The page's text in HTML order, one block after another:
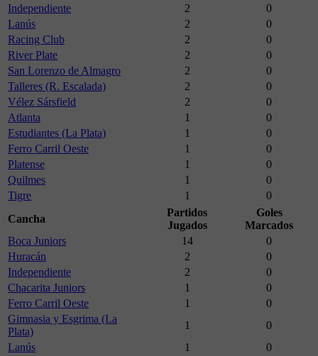
Independiente
2
0
Lanús
2
0
Racing Club
2
0
River Plate
2
0
San Lorenzo de Almagro
2
0
Talleres (R. Escalada)
2
0
Vélez Sársfield
2
0
Atlanta
1
0
Estudiantes (La Plata)
1
0
Ferro Carril Oeste
1
0
Platense
1
0
Quilmes
1
0
Tigre
1
0
Cancha
Partidos
Jugados
Goles
Marcados
Boca Juniors
14
0
Huracán
2
0
Independiente
2
0
Chacarita Juniors
1
0
Ferro Carril Oeste
1
0
Gimnasia y Esgrima (La
Plata)
1
0
Lanús
1
0